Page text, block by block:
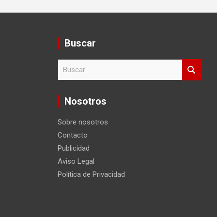
Buscar
c
Nosotros
Sobre nosotros
Contacto
Publicidad
Aviso Legal
Política de Privacidad